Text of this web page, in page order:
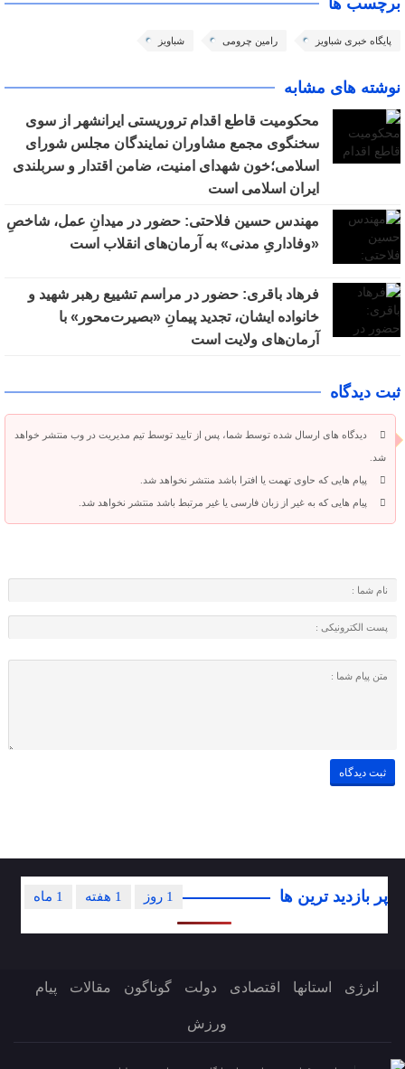
برچسب ها
پایگاه خبری شباویز رامین چرومی شباویز
نوشته های مشابه
محکومیت قاطع اقدام تروریستی ایرانشهر از سوی
سخنگوی مجمع مشاوران نمایندگان مجلس شورای
اسلامی؛خون شهدای امنیت، ضامن اقتدار و سربلندی
ایران اسلامی است
مهندس حسین فلاحتی: حضور در میدانِ عمل، شاخصِ
«وفاداریِ مدنی» به آرمان‌های انقلاب است
فرهاد باقری: حضور در مراسم تشییع رهبر شهید و
خانواده ایشان، تجدید پیمانِ «بصیرت‌محور» با
آرمان‌های ولایت است
ثبت دیدگاه
دیدگاه های ارسال شده توسط شما، پس از تایید توسط تیم مدیریت در وب منتشر خواهد
شد.
پیام هایی که حاوی تهمت یا افترا باشد منتشر نخواهد شد.
پیام هایی که به غیر از زبان فارسی یا غیر مرتبط باشد منتشر نخواهد شد.
پر بازدید ترین ها 1 ماه 1 هفته 1 روز
انرژی استانها اقتصادی دولت گوناگون مقالات پیام
ورزش